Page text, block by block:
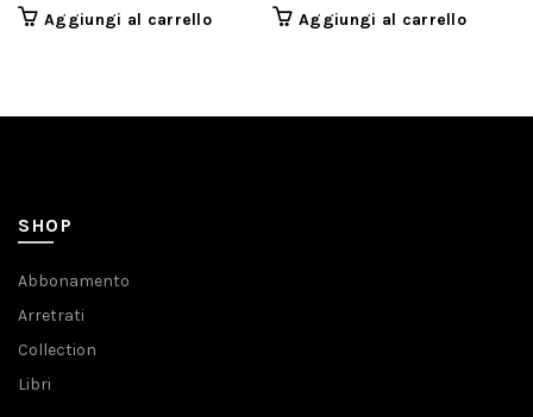
Aggiungi al carrello Aggiungi al carrello
SHOP
Abbonamento
Arretrati
Collection
Libri